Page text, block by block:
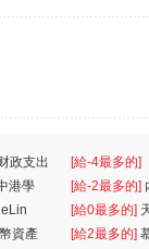
政支出
[給-4最多的]
一
港學
[給-2最多的]
人
[給0最多的]
資產 [給2最多的]